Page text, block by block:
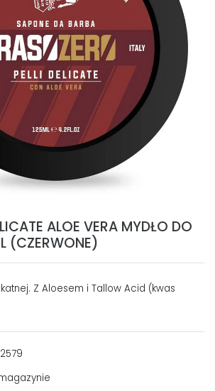
ALOE VERA MYDŁO DO
(CZERWONE)
Z Aloesem i Tallow Acid (kwas